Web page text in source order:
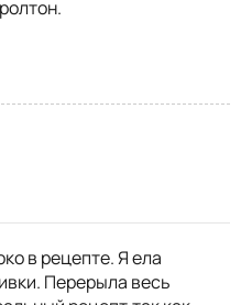
в рецепте. Я ела
Перерыла весь